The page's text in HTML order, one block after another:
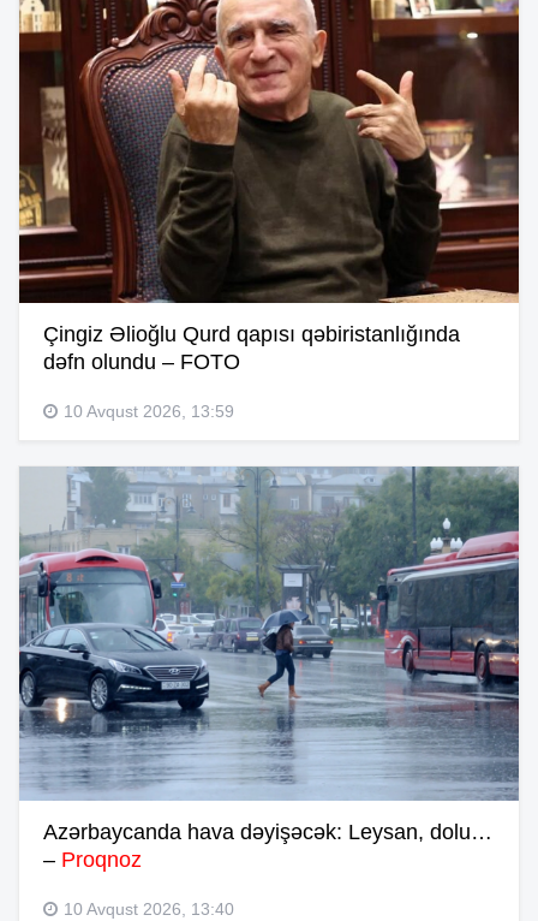
Çingiz Əlioğlu Qurd qapısı qəbiristanlığında
dəfn olundu – FOTO
10 Avqust 2026, 13:59
Azərbaycanda hava dəyişəcək: Leysan, dolu…
– Proqnoz
10 Avqust 2026, 13:40